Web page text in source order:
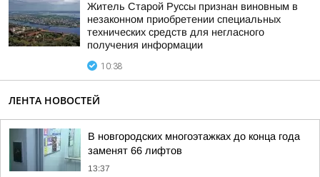
Житель Старой Руссы признан виновным в
незаконном приобретении специальных
технических средств для негласного
получения информации
10:38
ЛЕНТА НОВОСТЕЙ
В новгородских многоэтажках до конца года
заменят 66 лифтов
13:37